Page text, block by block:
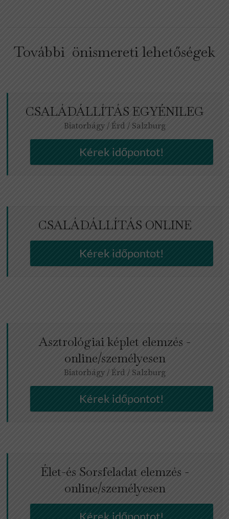
További önismereti lehetőségek
CSALÁDÁLLÍTÁS EGYÉNILEG
Biatorbágy / Érd / Salzburg
Kérek időpontot!
CSALÁDÁLLÍTÁS ONLINE
Kérek időpontot!
Asztrológiai képlet elemzés -
online/személyesen
Biatorbágy / Érd / Salzburg
Kérek időpontot!
Élet-és Sorsfeladat elemzés -
online/személyesen
Kérek időpontot!